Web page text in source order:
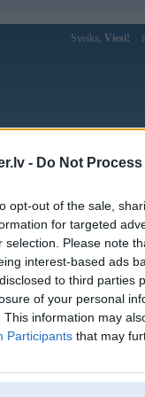
- Do Not
opt-out of the sale,
for targeted
selection. Please note
interest-based ads
to third parties
of your personal
This information may
Participants that may
Sveiks, Viesi!
Forums Galerijas
Lietotāja
Lietotājvārds:
Braucu ar:
Nodarbošanās:
Ziņojumi forumā: